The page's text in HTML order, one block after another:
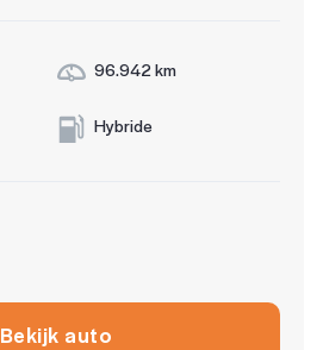
96.942 km
Hybride
Bekijk auto